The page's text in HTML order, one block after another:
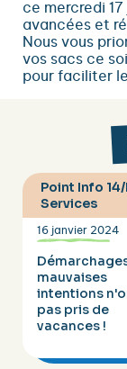
ce mercredi
avancées et
Nous vous
vos sacs ce
pour faciliter
Point Info
Services
16 janvier 2024
mauvaises
intentions
pas pris de
vacances !